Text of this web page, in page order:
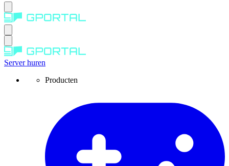
Server huren
Producten